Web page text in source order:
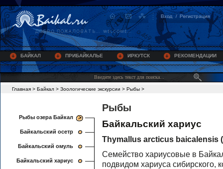
БАЙКАЛ ПРИБАЙКАЛЬЕ ИРКУТСК РЕКОМЕНДАЦИИ
Главная > Байкал > Зоологические экскурсии > Рыбы >
Рыбы озера Байкал
Байкальский осетр
Байкальский омуль
Байкальский хариус
Рыбы
Байкальский хариус
Thymallus arcticus baicalensis
Семейство хариусовые в
подвидом хариуса